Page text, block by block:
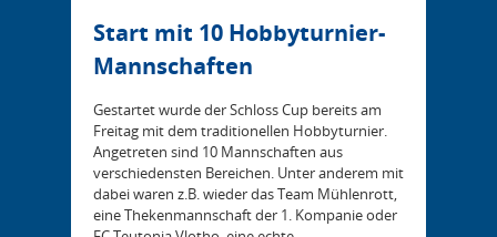
Start mit 10 Hobbyturnier-
Mannschaften
Gestartet wurde der Schloss Cup bereits am
Freitag mit dem traditionellen Hobbyturnier.
Angetreten sind 10 Mannschaften aus
verschiedensten Bereichen. Unter anderem mit
dabei waren z.B. wieder das Team Mühlenrott,
eine Thekenmannschaft der 1. Kompanie oder